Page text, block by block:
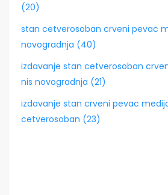
(20)
stan cetverosoban crveni pevac
novogradnja (40)
izdavanje stan cetverosoban
nis novogradnja (21)
izdavanje stan crveni pevac
cetverosoban (23)